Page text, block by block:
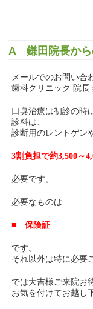
A 鎌田院長から
メールでのお問い合
歯科クリニック 院長
口臭治療は初診の時
診料は、
診断用のレントゲン
3割負担で約3,500～
必要です。
必要なものは
■ 保険証
です。
それ以外は特に必要
では大吉様ご来院お
お気を付けてお越し